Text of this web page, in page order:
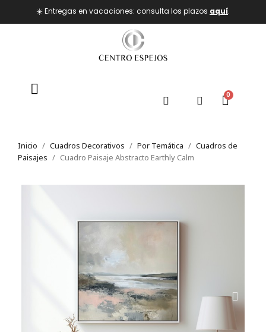
☀️ Entregas en vacaciones: consulta los plazos aquí.
Inicio Cuadros Decorativos Por Temática
Cuadros de
Paisajes
Cuadro Paisaje Abstracto Earthly Calm